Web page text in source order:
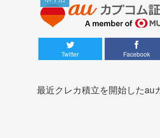
Twitter Facebook
最近クレカ積立を開始したau